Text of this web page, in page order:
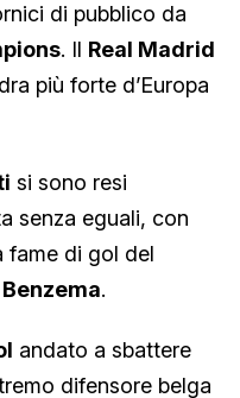
di pubblico da
. Il Real Madrid
più forte d’Europa
si sono resi
senza eguali, con
fame di gol del
.
andato a sbattere
difensore belga